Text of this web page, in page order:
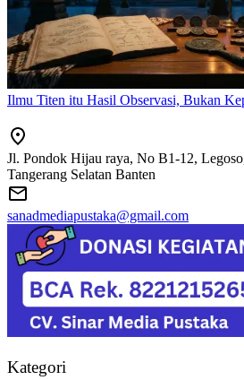
Ilmu Titen itu Hasil Observasi, Bukan
Jl. Pondok Hijau raya, No B1-12,
Tangerang Selatan Banten
sanadmediapustaka@gmail.com
Kategori